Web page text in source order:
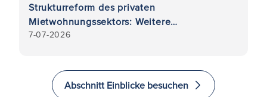
Strukturreform des privaten
Mietwohnungssektors: Weitere
Entwicklungen im Rahmen des
7-07-2026
Abschnitt Einblicke besuchen